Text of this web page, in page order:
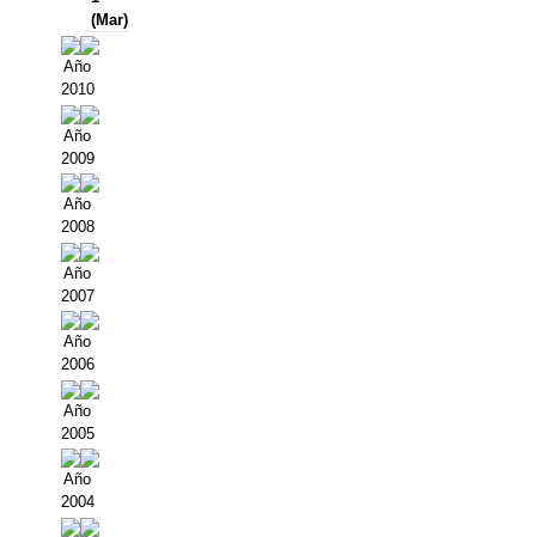
(Mar)
Año
2010
Año
2009
Año
2008
Año
2007
Año
2006
Año
2005
Año
2004